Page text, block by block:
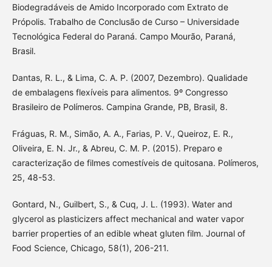
Biodegradáveis de Amido Incorporado com Extrato de
Própolis. Trabalho de Conclusão de Curso – Universidade
Tecnológica Federal do Paraná. Campo Mourão, Paraná,
Brasil.
Dantas, R. L., & Lima, C. A. P. (2007, Dezembro). Qualidade
de embalagens flexíveis para alimentos. 9º Congresso
Brasileiro de Polímeros. Campina Grande, PB, Brasil, 8.
Fráguas, R. M., Simão, A. A., Farias, P. V., Queiroz, E. R.,
Oliveira, E. N. Jr., & Abreu, C. M. P. (2015). Preparo e
caracterização de filmes comestíveis de quitosana. Polímeros,
25, 48-53.
Gontard, N., Guilbert, S., & Cuq, J. L. (1993). Water and
glycerol as plasticizers affect mechanical and water vapor
barrier properties of an edible wheat gluten film. Journal of
Food Science, Chicago, 58(1), 206-211.